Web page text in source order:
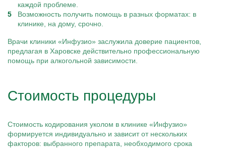
каждой проблеме.
Возможность получить помощь в разных форматах: в
клинике, на дому, срочно.
Врачи клиники «Инфузио» заслужила доверие пациентов,
предлагая в Харовске действительно профессиональную
помощь при алкогольной зависимости.
Стоимость процедуры
Стоимость кодирования уколом в клинике «Инфузио»
формируется индивидуально и зависит от нескольких
факторов: выбранного препарата, необходимого срока